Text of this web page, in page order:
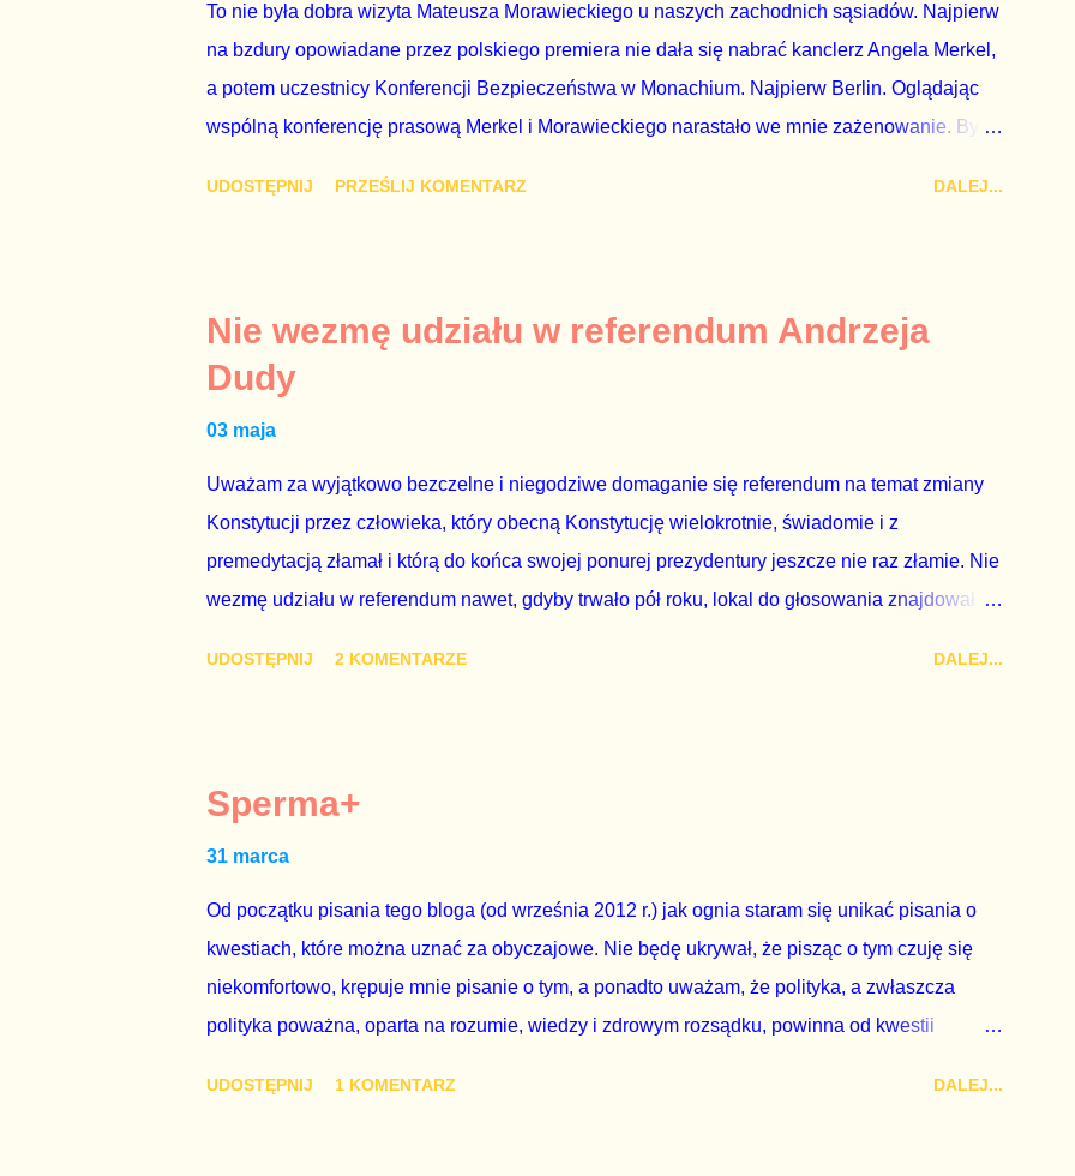
To nie była dobra wizyta Mateusza Morawieckiego u naszych zachodnich sąsiadów. Najpierw
na bzdury opowiadane przez polskiego premiera nie dała się nabrać kanclerz Angela Merkel,
a potem uczestnicy Konferencji Bezpieczeństwa w Monachium. Najpierw Berlin. Oglądając
wspólną konferencję prasową Merkel i Morawieckiego narastało we mnie zażenowanie. Było
tym i porównał PKB Polski i Hiszpanii, ale – uwaga – z roku 1951, czyli czasów stalinizmu. To
pewnie dlatego, że nie chciało mu przejść przez gardło pochwalenie gospodarczej sytuacji
naszego kraju z lat 2007-2015. Bardzo to małe i smutne – niegodne premiera polskiego
rządu. Generalnie, M...
UDOSTĘPNIJ PRZEŚLIJ KOMENTARZ DALEJ...
Nie wezmę udziału w referendum Andrzeja
Dudy
03 maja
Uważam za wyjątkowo bezczelne i niegodziwe domaganie się referendum na temat zmiany
Konstytucji przez człowieka, który obecną Konstytucję wielokrotnie, świadomie i z
premedytacją złamał i którą do końca swojej ponurej prezydentury jeszcze nie raz złamie. Nie
wezmę udziału w referendum nawet, gdyby trwało pół roku, lokal do głosowania znajdował
tego referendum nie chce – ani partia rządząca, ani partie opozycyjne. Jeśli w siedzibie PiS
zapadnie decyzja, aby głosować zgodnie z wolą Dudy, obowiązkiem każdego przyzwoitego
człowieka i szanującego podstawowe reguły demokraty jest takie referendum zbojkotować. W
procedurze zmiany Konstytu...
UDOSTĘPNIJ 2 KOMENTARZE DALEJ...
Sperma+
31 marca
Od początku pisania tego bloga (od września 2012 r.) jak ognia staram się unikać pisania o
kwestiach, które można uznać za obyczajowe. Nie będę ukrywał, że pisząc o tym czuję się
niekomfortowo, krępuje mnie pisanie o tym, a ponadto uważam, że polityka, a zwłaszcza
polityka poważna, oparta na rozumie, wiedzy i zdrowym rozsądku, powinna od kwestii
UDOSTĘPNIJ 1 KOMENTARZ DALEJ...